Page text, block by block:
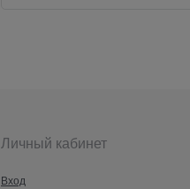
Личный кабинет
Вход